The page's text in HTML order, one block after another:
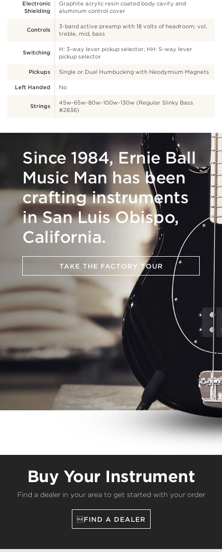
Electronic
Shielding
Graphite acrylic resin coated body cavity and
aluminum control cover
Controls
3-band active preamp with 18 volts of headroom; vol,
treble, mid, bass
Switching
H: 3-way lever pickup selector; HH: 5-way lever
pickup selector
Pickups Single or Dual Humbucking with Neodymium Magnets
Left Handed No
Strings
45w-65w-80w-100w-130w (Regular Slinky Bass
#2836)
Since 1984, Ernie Ball
Music Man has been
crafting instruments
in San Luis Obispo,
California.
TAKE THE FACTORY TOUR
Buy Your Instrument
Find a dealer in your area to get started with your order
FIND A DEALER